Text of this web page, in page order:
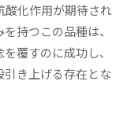
化作用が期待され
持つこの品種は、
覆すのに成功し、
き上げる存在とな